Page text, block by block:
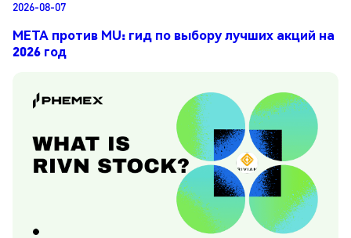
2026-08-07
META против MU: гид по выбору лучших акций на
2026 год